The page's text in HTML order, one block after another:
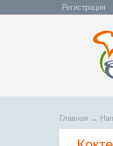
Регистрация
Главная →